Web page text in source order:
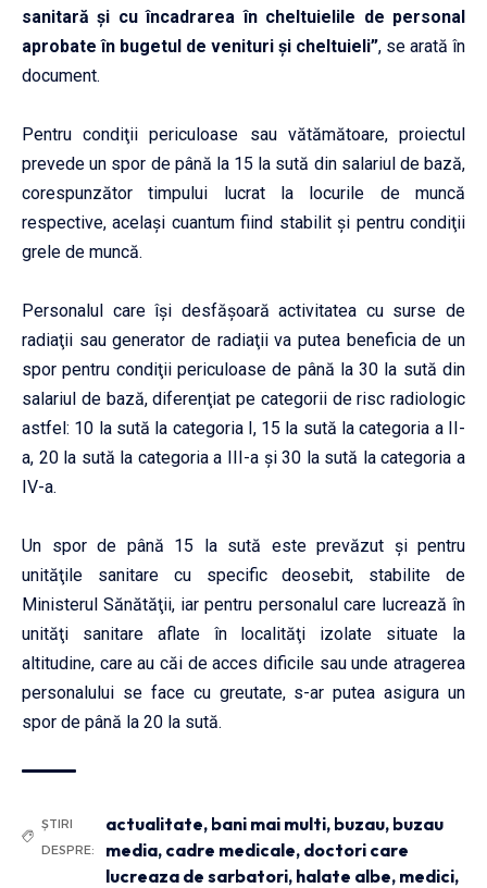
sanitară şi cu încadrarea în cheltuielile de personal
aprobate în bugetul de venituri şi cheltuieli”, se arată în
document.
Pentru condiţii periculoase sau vătămătoare, proiectul
prevede un spor de până la 15 la sută din salariul de bază,
corespunzător timpului lucrat la locurile de muncă
respective, acelaşi cuantum fiind stabilit şi pentru condiţii
grele de muncă.
Personalul care îşi desfăşoară activitatea cu surse de
radiaţii sau generator de radiaţii va putea beneficia de un
spor pentru condiţii periculoase de până la 30 la sută din
salariul de bază, diferenţiat pe categorii de risc radiologic
astfel: 10 la sută la categoria I, 15 la sută la categoria a II-
a, 20 la sută la categoria a III-a şi 30 la sută la categoria a
IV-a.
Un spor de până 15 la sută este prevăzut şi pentru
unităţile sanitare cu specific deosebit, stabilite de
Ministerul Sănătăţii, iar pentru personalul care lucrează în
unităţi sanitare aflate în localităţi izolate situate la
altitudine, care au căi de acces dificile sau unde atragerea
personalului se face cu greutate, s-ar putea asigura un
spor de până la 20 la sută.
ȘTIRI
DESPRE:
actualitate, bani mai multi, buzau, buzau
media, cadre medicale, doctori care
lucreaza de sarbatori, halate albe, medici,